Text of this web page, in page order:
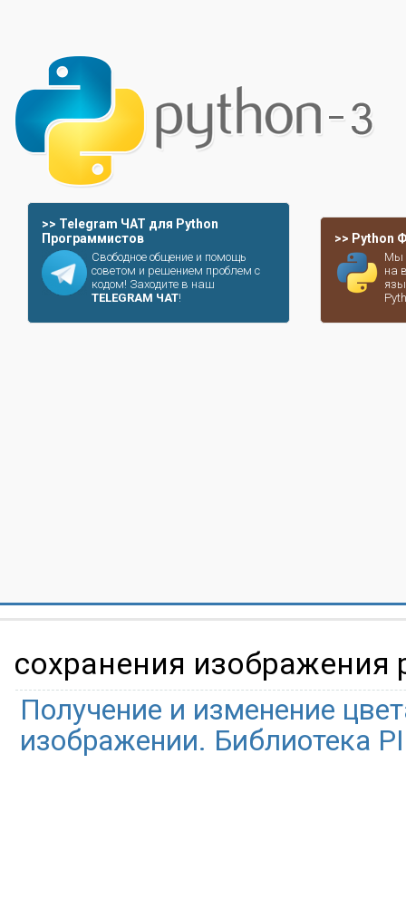
>> Telegram ЧАТ для Python
Программистов
Свободное общение и помощь
советом и решением проблем с
кодом! Заходите в наш
TELEGRAM ЧАТ!
>> Python
Мы
на
сохранения изображения
Получение и изменение
изображении. Библиотека